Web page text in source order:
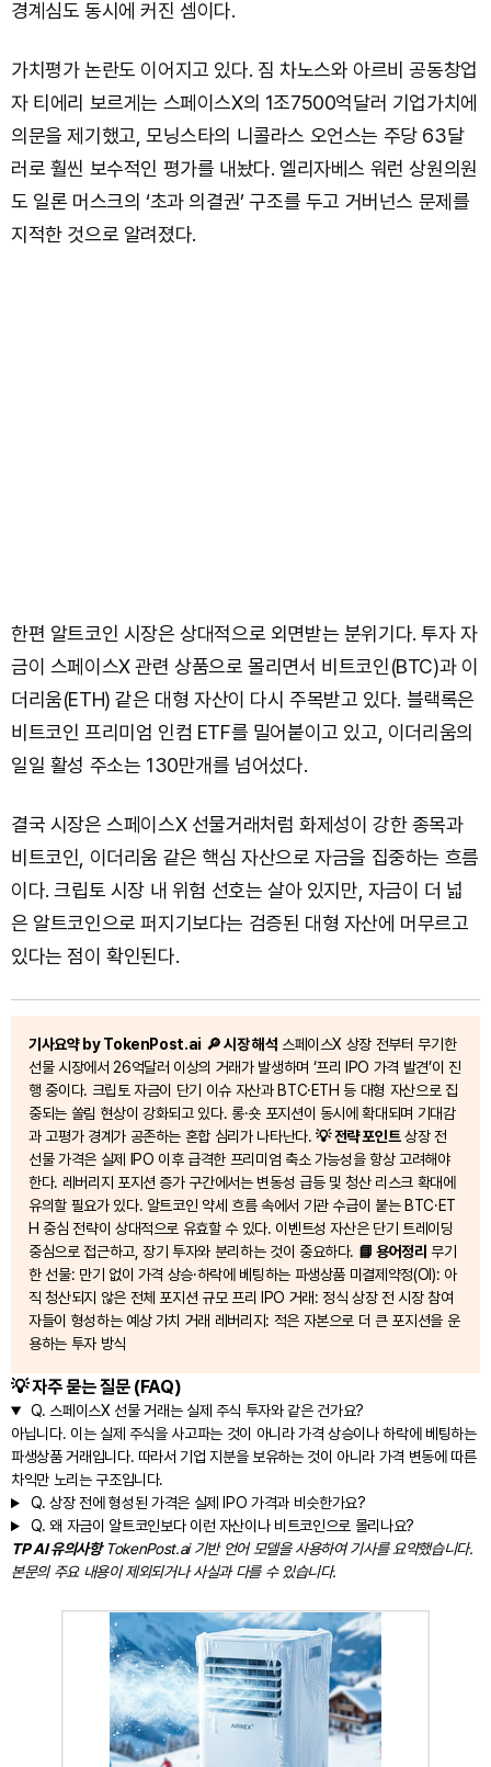
경계심도 동시에 커진 셈이다.
가치평가 논란도 이어지고 있다. 짐 차노스와 아르비 공동창업
자 티에리 보르게는 스페이스X의 1조7500억달러 기업가치에
의문을 제기했고, 모닝스타의 니콜라스 오언스는 주당 63달
러로 훨씬 보수적인 평가를 내놨다. 엘리자베스 워런 상원의원
도 일론 머스크의 ‘초과 의결권’ 구조를 두고 거버넌스 문제를
지적한 것으로 알려졌다.
한편 알트코인 시장은 상대적으로 외면받는 분위기다. 투자 자
금이 스페이스X 관련 상품으로 몰리면서 비트코인(BTC)과 이
더리움(ETH) 같은 대형 자산이 다시 주목받고 있다. 블랙록은
비트코인 프리미엄 인컴 ETF를 밀어붙이고 있고, 이더리움의
일일 활성 주소는 130만개를 넘어섰다.
결국 시장은 스페이스X 선물거래처럼 화제성이 강한 종목과
비트코인, 이더리움 같은 핵심 자산으로 자금을 집중하는 흐름
이다. 크립토 시장 내 위험 선호는 살아 있지만, 자금이 더 넓
은 알트코인으로 퍼지기보다는 검증된 대형 자산에 머무르고
있다는 점이 확인된다.
기사요약 by TokenPost.ai 🔎 시장 해석 스페이스X 상장 전부터 무기한
선물 시장에서 26억달러 이상의 거래가 발생하며 ‘프리 IPO 가격 발견’이 진
행 중이다. 크립토 자금이 단기 이슈 자산과 BTC·ETH 등 대형 자산으로 집
중되는 쏠림 현상이 강화되고 있다. 롱·숏 포지션이 동시에 확대되며 기대감
과 고평가 경계가 공존하는 혼합 심리가 나타난다.💡 전략 포인트상장 전
선물 가격은 실제 IPO 이후 급격한 프리미엄 축소 가능성을 항상 고려해야
한다. 레버리지 포지션 증가 구간에서는 변동성 급등 및 청산 리스크 확대에
유의할 필요가 있다. 알트코인 약세 흐름 속에서 기관 수급이 붙는 BTC·ET
H 중심 전략이 상대적으로 유효할 수 있다. 이벤트성 자산은 단기 트레이딩
중심으로 접근하고, 장기 투자와 분리하는 것이 중요하다. 📘 용어정리 무기
한 선물: 만기 없이 가격 상승·하락에 베팅하는 파생상품 미결제약정(OI): 아
직 청산되지 않은 전체 포지션 규모 프리 IPO 거래: 정식 상장 전 시장 참여
자들이 형성하는 예상 가치 거래 레버리지: 적은 자본으로 더 큰 포지션을 운
용하는 투자 방식
💡 자주 묻는 질문 (FAQ)
Q. 스페이스X 선물 거래는 실제 주식 투자와 같은 건가요?
아닙니다. 이는 실제 주식을 사고파는 것이 아니라 가격 상승이나 하락에 베팅하는
파생상품 거래입니다. 따라서 기업 지분을 보유하는 것이 아니라 가격 변동에 따른
차익만 노리는 구조입니다.
Q. 상장 전에 형성된 가격은 실제 IPO 가격과 비슷한가요?
Q. 왜 자금이 알트코인보다 이런 자산이나 비트코인으로 몰리나요?
TP AI 유의사항TokenPost.ai 기반 언어 모델을 사용하여 기사를 요약했습니다.
본문의 주요 내용이 제외되거나 사실과 다를 수 있습니다.